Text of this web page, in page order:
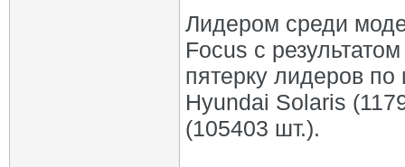
Лидером среди
Focus с
пятерку лидеров
Hyundai Solaris
(105403 шт.).